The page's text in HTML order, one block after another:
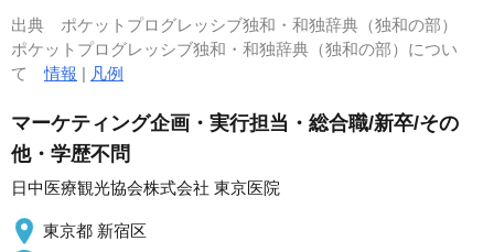
出典 ポケットプログレッシブ独和・和独辞典（独和の部）
ポケットプログレッシブ独和・和独辞典（独和の部）につい
て情報 | 凡例
マーケティング企画・実行担当・総合職/新卒/その
他・学歴不問
日中医療観光協会株式会社 東京医院
東京都 新宿区